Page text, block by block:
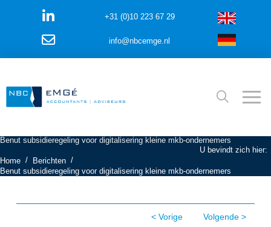
+31 (0)10 223 67 29
info@nbcemge.nl
Benut subsidieregeling voor digitalisering kleine mkb-ondernemers
U bevindt zich hier:
Home / Berichten /
Benut subsidieregeling voor digitalisering kleine mkb-ondernemers
< Vorige Volgende >